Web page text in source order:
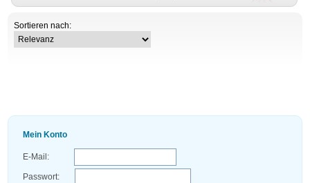
Sortieren nach:
Mein Konto
E-Mail:
Passwort: